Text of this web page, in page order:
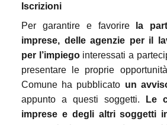
Iscrizioni
Per garantire e favorire
la
imprese, delle agenzie per il
per l’impiegointeressati a
presentare le proprie
Comune ha pubblicato un
appunto a questi soggetti.
Le
imprese e degli altri soggetti